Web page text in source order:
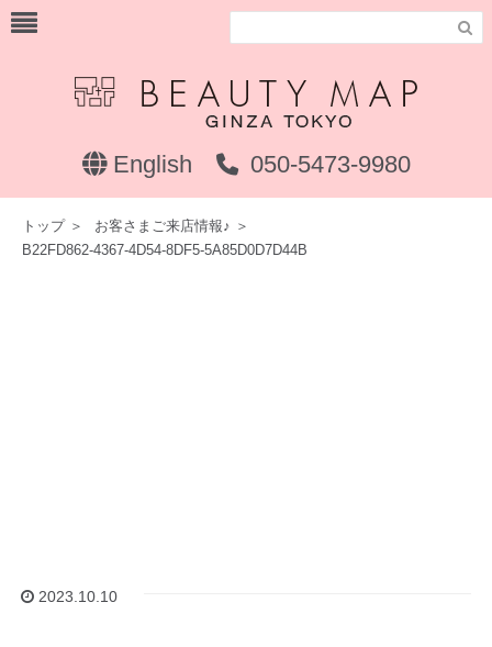

English 050-5473-9980
トップ＞ お客さまご来店情報♪ ＞
B22FD862-4367-4D54-8DF5-5A85D0D7D44B
2023.10.10